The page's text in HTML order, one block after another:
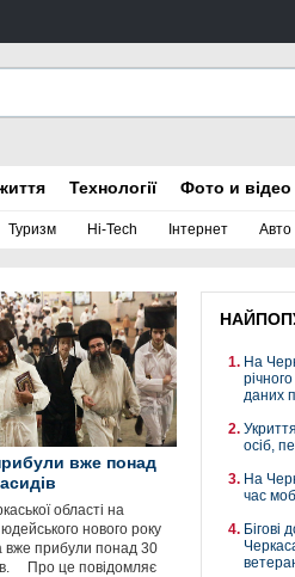
Туризм Hi-Tech Інтернет Авто
Технології Фото и відео
вже понад
області на
нового року
прибули понад 30
Про це повідомляє
На
даних
осіб,
На
час
Бігові